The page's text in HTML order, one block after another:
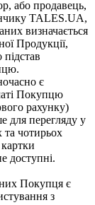
або продавець,
TALES.UA,
визначається
Продукції,
підстав
є
Покупцю
рахунку)
для перегляду у
та чотирьох
картки
доступні.
Покупця є
з